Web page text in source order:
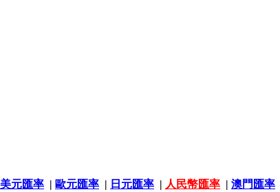
美元匯率 | 歐元匯率 | 日元匯率 | 人民幣匯率 | 澳門匯率